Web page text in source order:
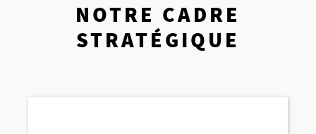
NOTRE CADRE
STRATÉGIQUE